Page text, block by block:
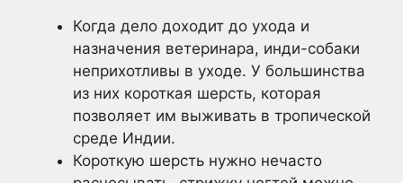
Когда дело доходит до ухода и
назначения ветеринара, инди-собаки
неприхотливы в уходе. У большинства
из них короткая шерсть, которая
позволяет им выживать в тропической
среде Индии.
Короткую шерсть нужно нечасто